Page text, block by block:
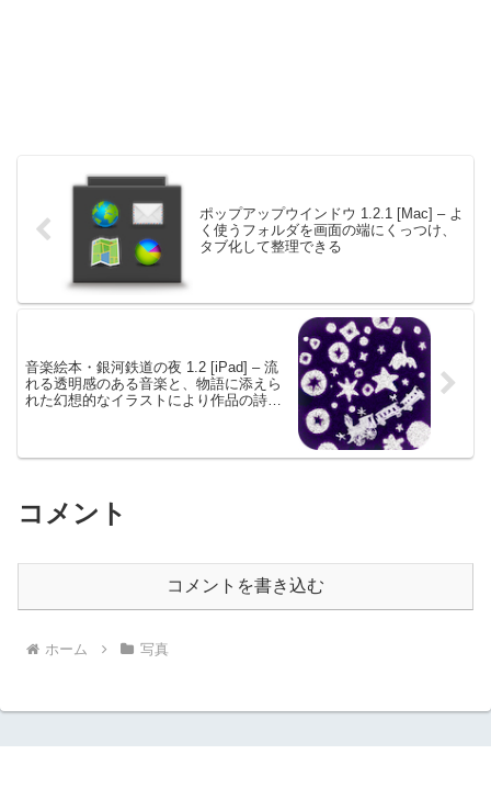
ポップアップウインドウ 1.2.1 [Mac] – よ
く使うフォルダを画面の端にくっつけ、
タブ化して整理できる
音楽絵本・銀河鉄道の夜 1.2 [iPad] – 流
れる透明感のある音楽と、物語に添えら
れた幻想的なイラストにより作品の詩的
コメント
コメントを書き込む
ホーム 写真